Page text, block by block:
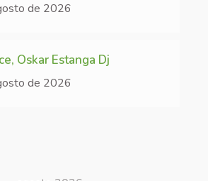
de 2026
Oskar Estanga Dj
de 2026